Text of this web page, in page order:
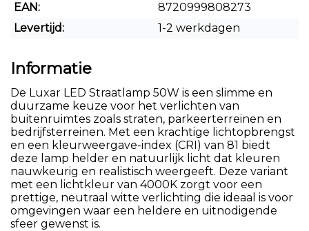
EAN:
8720999808273
Levertijd:
1-2 werkdagen
Informatie
De Luxar LED Straatlamp 50W is een slimme en
duurzame keuze voor het verlichten van
buitenruimtes zoals straten, parkeerterreinen en
bedrijfsterreinen. Met een krachtige lichtopbrengst
en een kleurweergave-index (CRI) van 81 biedt
deze lamp helder en natuurlijk licht dat kleuren
nauwkeurig en realistisch weergeeft. Deze variant
met een lichtkleur van 4000K zorgt voor een
prettige, neutraal witte verlichting die ideaal is voor
omgevingen waar een heldere en uitnodigende
sfeer gewenst is.